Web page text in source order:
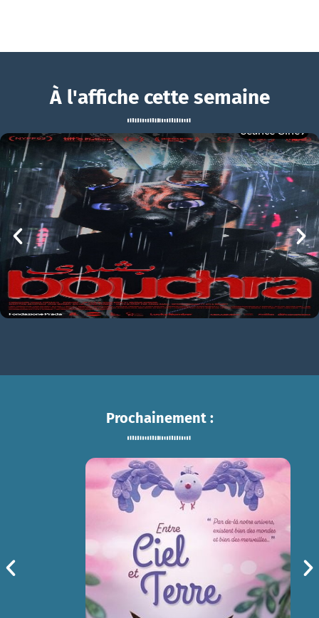
Lumière pâle sur les collines
Lumière pâle sur les collines Bande-annonce VO STFR
À l'affiche cette semaine
BOUCHRA
mer 05/08
21h00
Prochainement :
ENTRE CIEL ET TERRE
sam 15/08
14h30